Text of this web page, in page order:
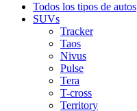
Todos los tipos de autos
SUVs
Tracker
Taos
Nivus
Pulse
Tera
T-cross
Territory